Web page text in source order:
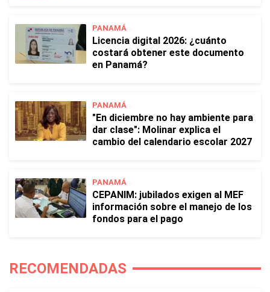
PANAMÁ
Licencia digital 2026: ¿cuánto
costará obtener este documento
en Panamá?
PANAMÁ
"En diciembre no hay ambiente para
dar clase": Molinar explica el
cambio del calendario escolar 2027
PANAMÁ
CEPANIM: jubilados exigen al MEF
información sobre el manejo de los
fondos para el pago
RECOMENDADAS